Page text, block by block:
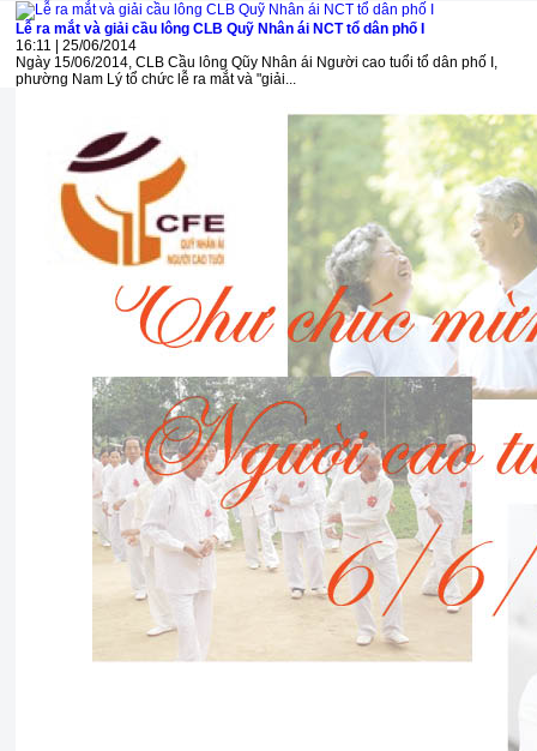
Lễ ra mắt và giải cầu lông CLB Quỹ Nhân ái NCT tổ dân phố I
16:11 | 25/06/2014
Ngày 15/06/2014, CLB Cầu lông Qũy Nhân ái Người cao tuổi tổ dân phố I,
phường Nam Lý tổ chức lễ ra mắt và "giải...